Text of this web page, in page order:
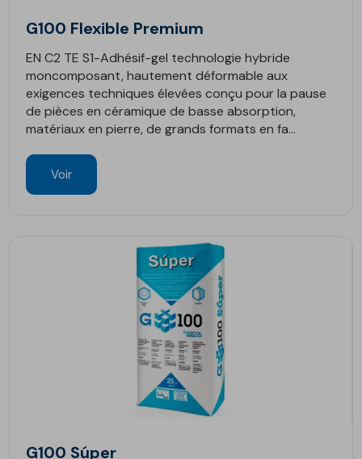
G100 Flexible Premium
EN C2 TE S1-Adhésif-gel technologie hybride
moncomposant, hautement déformable aux
exigences techniques élevées conçu pour la pause
de pièces en céramique de basse absorption,
matériaux en pierre, de grands formats en fa...
Voir
G100 Súper